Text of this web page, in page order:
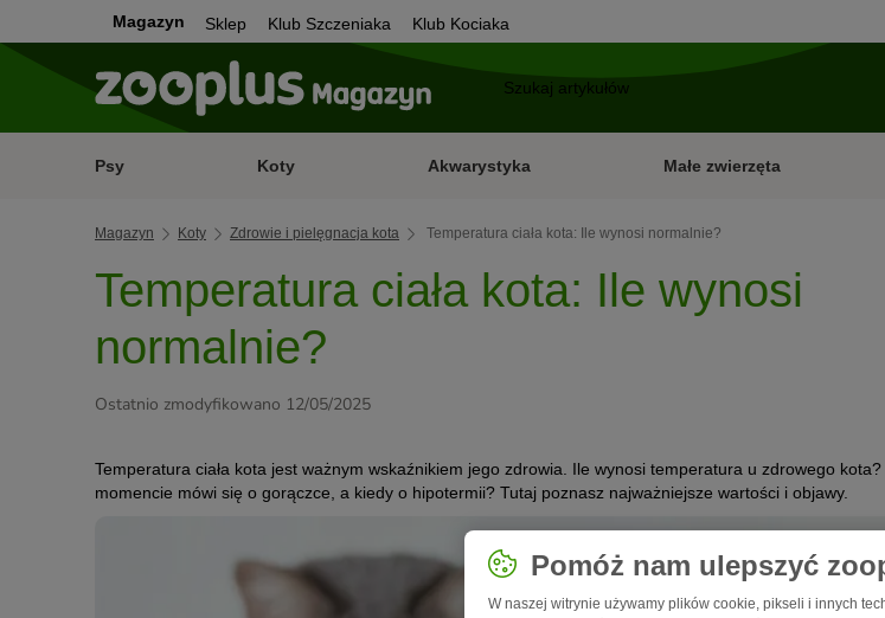
Magazyn Sklep Klub Szczeniaka Klub Kociaka
Psy Koty Akwarystyka Małe zwierzęta
Magazyn Koty Zdrowie i pielęgnacja kota Temperatura ciała kota: Ile wynosi normalnie?
Temperatura ciała kota: Ile wynosi
normalnie?
Ostatnio zmodyfikowano 12/05/2025
Temperatura ciała kota jest ważnym wskaźnikiem jego zdrowia. Ile wynosi temperatura u zdrowego
momencie mówi się o gorączce, a kiedy o hipotermii? Tutaj poznasz najważniejsze wartości i objawy.
Pomóż nam ulepszyć
W naszej witrynie używamy plików cookie, pikseli i innych